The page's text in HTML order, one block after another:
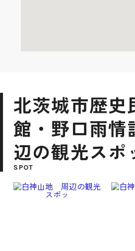
北茨城市歴史
館・野口雨情
辺の観光スポ
SPOT